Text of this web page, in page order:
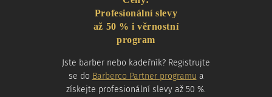
Profesionální slevy
až 50 % i věrnostní
program
Jste barber nebo kadeřník? Registrujte
se do Barberco Partner programu a
získejte profesionální slevy až 50 %.